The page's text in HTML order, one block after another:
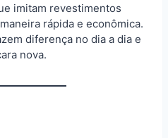
imitam revestimentos
rápida e econômica.
diferença no dia a dia e
nova.